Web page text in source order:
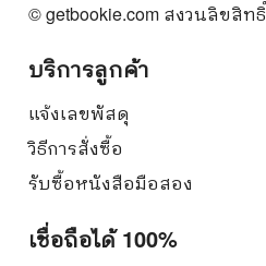
© getbookie.com สงวนลิขสิทธิ์
บริการลูกค้า
แจ้งเลขพัสดุ
วิธีการสั่งซื้อ
รับซื้อหนังสือมือสอง
เชื่อถือได้ 100%